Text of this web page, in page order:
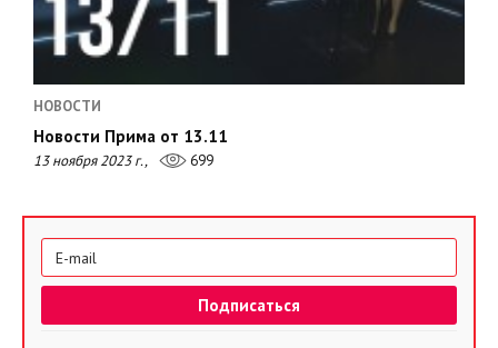
НОВОСТИ
Новости Прима от 13.11
13 ноября 2023 г., 699